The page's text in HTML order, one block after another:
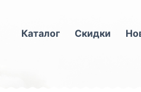
Каталог Скидки